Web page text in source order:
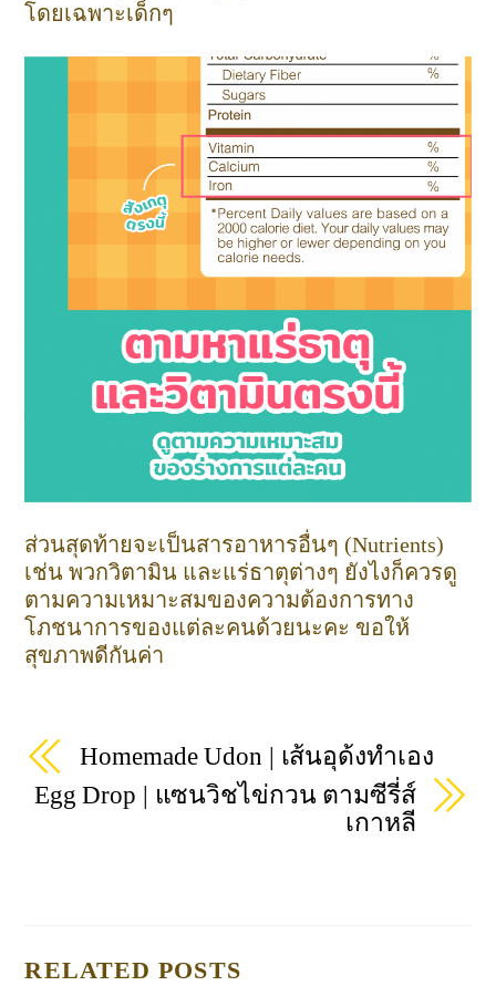
โดยเฉพาะเด็กๆ
ส่วนสุดท้ายจะเป็นสารอาหารอื่นๆ (Nutrients)
เช่น พวกวิตามิน และแร่ธาตุต่างๆ ยังไงก็ควรดู
ตามความเหมาะสมของความต้องการทาง
โภชนาการของแต่ละคนด้วยนะคะ ขอให้
สุขภาพดีกันค่า
Homemade Udon | เส้นอุด้งทำเอง
Egg Drop | แซนวิชไข่กวน ตามซีรี่ส์
เกาหลี
RELATED POSTS